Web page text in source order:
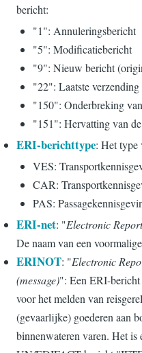
bericht:
"1": Annuleringsbericht
"5": Modificatiebericht
"9": Nieuw bericht
"22": Laatste
"150": Onderbreking
"151": Hervatting van
ERI-berichttype: Het type
VES:
CAR:
PAS:
ERI-net: "Electronic
De naam van een
ERINOT: "Electronic
(message)": Een ERI-
voor het melden van
(gevaarlijke) goederen aan
binnenwateren varen. Het is